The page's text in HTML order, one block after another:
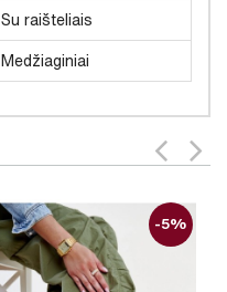
Su raišteliais
Medžiaginiai
-5%